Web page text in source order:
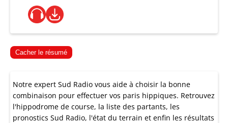
Cacher le résumé
Notre expert Sud Radio vous aide à choisir la bonne
combinaison pour effectuer vos paris hippiques. Retrouvez
l'hippodrome de course, la liste des partants, les
pronostics Sud Radio, l'état du terrain et enfin les résultats